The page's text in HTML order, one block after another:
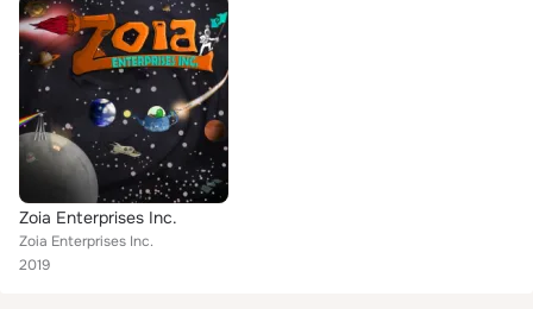
Zoia Enterprises Inc.
Zoia Enterprises Inc.
2019